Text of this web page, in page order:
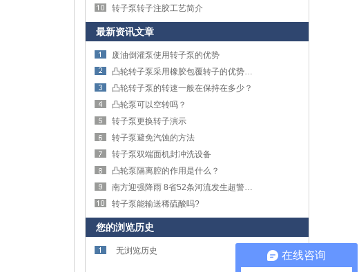
转子泵转子注胶工艺简介
最新资讯文章
废油倒灌泵使用转子泵的优势
凸轮转子泵采用橡胶包覆转子的优势应用在哪里？
凸轮转子泵的转速一般在保持在多少？
凸轮泵可以空转吗？
转子泵更换转子演示
转子泵避免汽蚀的方法
转子泵双端面机封冲洗设备
凸轮泵隔离腔的作用是什么？
南方迎强降雨 8省52条河流发生超警戒水位以上洪水
转子泵能输送稀硫酸吗?
您的浏览历史
无浏览历史 在线咨询